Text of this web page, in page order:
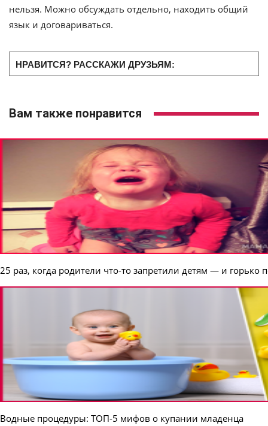
нельзя. Можно обсуждать отдельно, находить общий
язык и договариваться.
НРАВИТСЯ? РАССКАЖИ ДРУЗЬЯМ:
Вам также понравится
25 раз, когда родители что-то запретили детям — и горько
Водные процедуры: ТОП-5 мифов о купании младенца